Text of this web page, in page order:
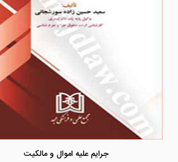
جرایم علیه اموال و مالکیت